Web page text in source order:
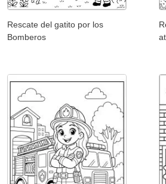
Rescate del gatito por los
Bomberos